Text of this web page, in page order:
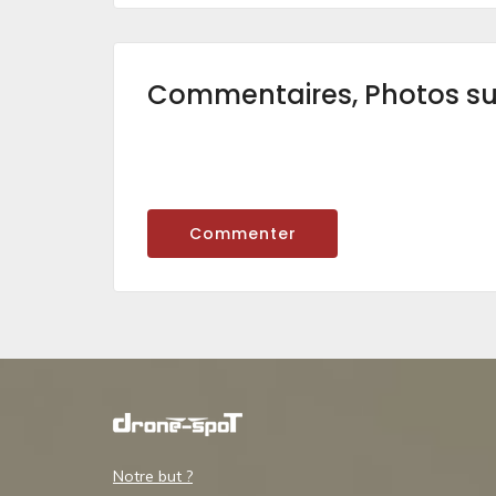
Commentaires, Photos
Commenter
Notre but ?